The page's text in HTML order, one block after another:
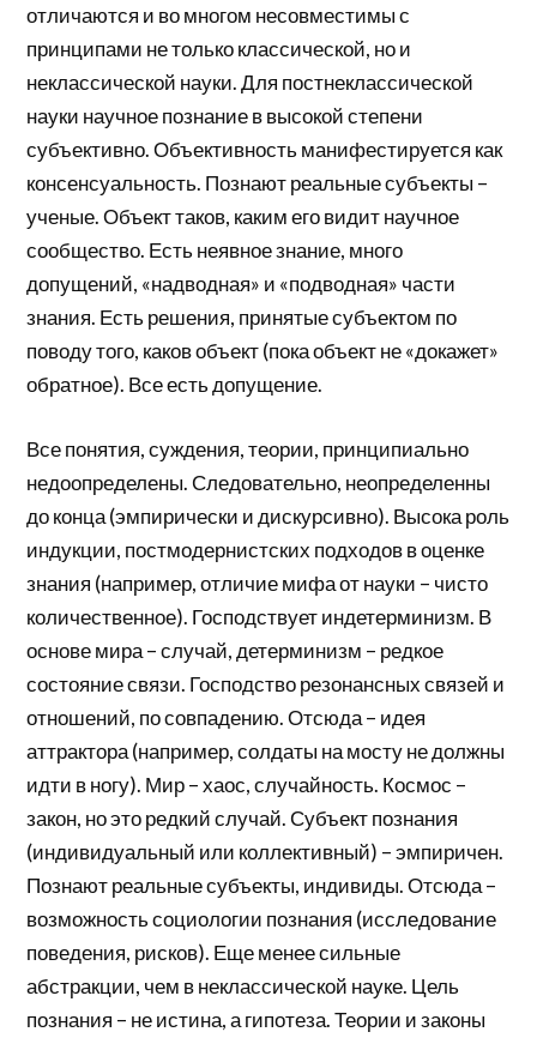
отличаются и во многом несовместимы с
принципами не только классической, но и
неклассической науки. Для постнеклассической
науки научное познание в высокой степени
субъективно. Объективность манифестируется как
консенсуальность. Познают реальные субъекты –
ученые. Объект таков, каким его видит научное
сообщество. Есть неявное знание, много
допущений, «надводная» и «подводная» части
знания. Есть решения, принятые субъектом по
поводу того, каков объект (пока объект не «докажет»
обратное). Все есть допущение.
Все понятия, суждения, теории, принципиально
недоопределены. Следовательно, неопределенны
до конца (эмпирически и дискурсивно). Высока роль
индукции, постмодернистских подходов в оценке
знания (например, отличие мифа от науки – чисто
количественное). Господствует индетерминизм. В
основе мира – случай, детерминизм – редкое
состояние связи. Господство резонансных связей и
отношений, по совпадению. Отсюда – идея
аттрактора (например, солдаты на мосту не должны
идти в ногу). Мир – хаос, случайность. Космос –
закон, но это редкий случай. Субъект познания
(индивидуальный или коллективный) – эмпиричен.
Познают реальные субъекты, индивиды. Отсюда –
возможность социологии познания (исследование
поведения, рисков). Еще менее сильные
абстракции, чем в неклассической науке. Цель
познания – не истина, а гипотеза. Теории и законы